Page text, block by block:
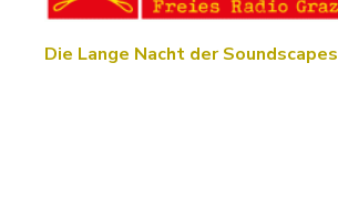
Die Lange Nacht der Soundscapes